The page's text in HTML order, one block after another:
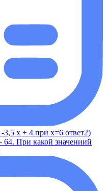
3,5 x + 4 при x=6 ответ2)
64. При какой значениий